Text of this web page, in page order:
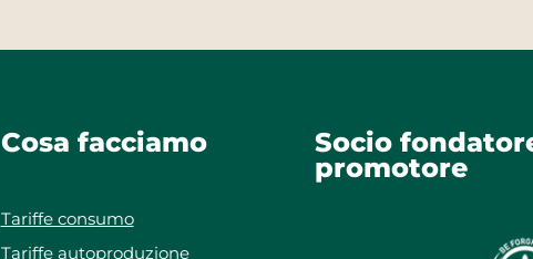
Cosa facciamo
Tariffe consumo
Tariffe autoproduzione
Socio
promotore